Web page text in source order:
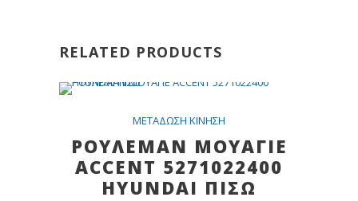
RELATED PRODUCTS
METAΔΩΣH KINHΣH
ΡΟΥΛΕΜΑΝ ΜΟΥΑΓΙΕ
ACCENT 5271022400
HYUNDAI ΠΙΣΩ